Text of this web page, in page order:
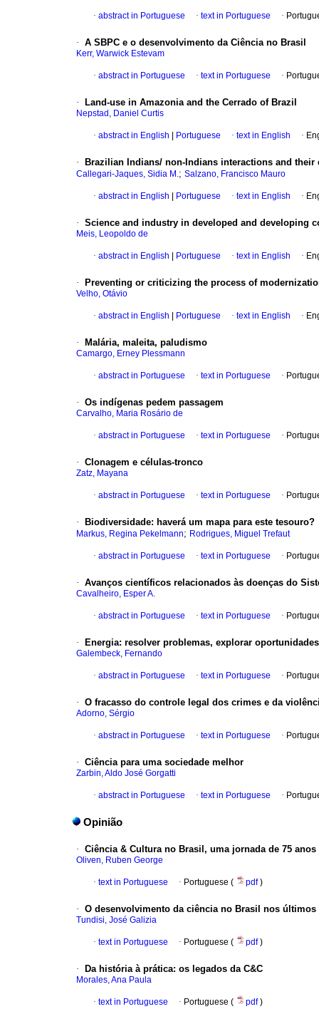
· abstract in Portuguese · text in Portuguese ·
· A SBPC e o desenvolvimento da Ciência no Brasil
Kerr, Warwick Estevam
· abstract in Portuguese · text in Portuguese ·
· Land-use in Amazonia and the Cerrado of Brazil
Nepstad, Daniel Curtis
· abstract in English Portuguese · text in English ·
· Brazilian Indians/ non-Indians interactions and their
Callegari-Jaques, Sidia M.; Salzano, Francisco Mauro
· abstract in English Portuguese · text in English ·
· Science and industry in developed and developing
Meis, Leopoldo de
· abstract in English Portuguese · text in English ·
· Preventing or criticizing the process of
Velho, Otávio
· abstract in English Portuguese · text in English ·
· Malária, maleita, paludismo
Camargo, Erney Plessmann
· abstract in Portuguese · text in Portuguese ·
· Os indígenas pedem passagem
Carvalho, Maria Rosário de
· abstract in Portuguese · text in Portuguese ·
· Clonagem e células-tronco
Zatz, Mayana
· abstract in Portuguese · text in Portuguese ·
· Biodiversidade: haverá um mapa para este tesouro?
Markus, Regina Pekelmann; Rodrigues, Miguel Trefaut
· abstract in Portuguese · text in Portuguese ·
· Avanços científicos relacionados às doenças do
Cavalheiro, Esper A.
· abstract in Portuguese · text in Portuguese ·
· Energia: resolver problemas, explorar oportunidades
Galembeck, Fernando
· abstract in Portuguese · text in Portuguese ·
· O fracasso do controle legal dos crimes e da
Adorno, Sérgio
· abstract in Portuguese · text in Portuguese ·
· Ciência para uma sociedade melhor
Zarbin, Aldo José Gorgatti
· abstract in Portuguese · text in Portuguese ·
Opinião
· Ciência & Cultura no Brasil, uma jornada de 75 anos
Oliven, Ruben George
· text in Portuguese · Portuguese ( pdf)
· O desenvolvimento da ciência no Brasil nos últimos
Tundisi, José Galizia
· text in Portuguese · Portuguese ( pdf)
· Da história à prática: os legados da C&C
Morales, Ana Paula
· text in Portuguese · Portuguese ( pdf)